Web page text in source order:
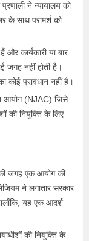
ने न्यायालय को
के साथ परामर्श को
कार्यकारी या बार
जगह नहीं होती है।
कोई प्रावधान नहीं है।
आयोग (NJAC) जिसे
की नियुक्ति के लिए
जगह एक आयोग की
ने लगातार सरकार
यह एक आदर्श
की नियुक्ति के